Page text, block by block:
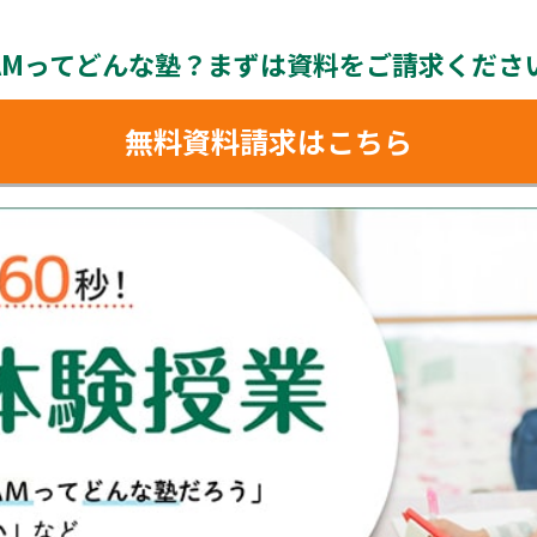
ってどんな塾？ まずは資料をご請求くださ
無料資料請求はこちら